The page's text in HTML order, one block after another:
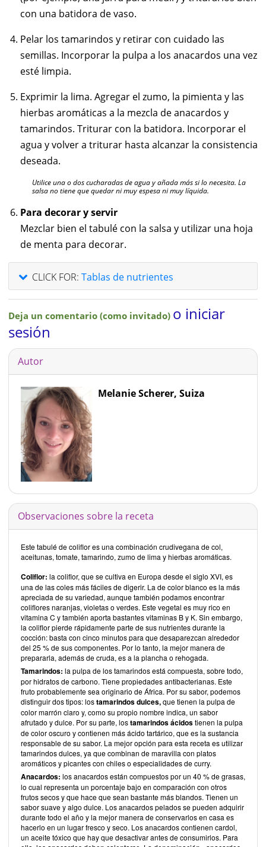
con una batidora de vaso.
Pelar los tamarindos y retirar con cuidado las
semillas. Incorporar la pulpa a los anacardos una vez
esté limpia.
Exprimir la lima. Agregar el zumo, la pimienta y las
hierbas aromáticas a la mezcla de anacardos y
tamarindos. Triturar con la batidora. Incorporar el
agua y volver a triturar hasta alcanzar la consistencia
deseada.
Utilice una o dos cucharadas de agua y añada más si lo necesita. La
salsa no tiene que quedar ni muy espesa ni muy líquida.
Para decorar y servir
Mezclar bien el tabulé con la salsa y utilizar una hoja
de menta para decorar.
CLICK FOR: Tablas de nutrientes
Deja un comentario (como invitado) o iniciar
sesión
Autor
Melanie Scherer, Suiza
Observaciones sobre la receta
Este tabulé de coliflor es una combinación crudivegana de col,
aceitunas, tomate, tamarindo, zumo de lima y hierbas aromáticas.
Coliflor: la coliflor, que se cultiva en Europa desde el siglo XVI, es
una de las coles más fáciles de digerir. La de color blanco es la más
apreciada de su variedad, aunque también podamos encontrar
coliflores naranjas, violetas o verdes. Este vegetal es muy rico en
vitamina C y también aporta bastantes vitaminas B y K. Sin embargo,
la coliflor pierde rápidamente parte de sus nutrientes durante la
cocción: basta con cinco minutos para que desaparezcan alrededor
del 25 % de sus componentes. Por lo tanto, la mejor manera de
prepararla, además de cruda, es a la plancha o rehogada.
Tamarindos: la pulpa de los tamarindos está compuesta, sobre todo,
por hidratos de carbono. Tiene propiedades antibacterianas. Este
fruto probablemente sea originario de África. Por su sabor, podemos
distinguir dos tipos: lostamarindos dulces,que tienen la pulpa de
color marrón claro y, como su propio nombre indica, un sabor
afrutado y dulce. Por su parte, lostamarindos ácidostienen la pulpa
de color oscuro y contienen más ácido tartárico, que es la sustancia
responsable de su sabor. La mejor opción para esta receta es utilizar
tamarindos dulces, ya que combinan de maravilla con platos
aromáticos y picantes con chiles o especialidades de curry.
Anacardos: los anacardos están compuestos por un 40 % de grasas,
lo cual representa un porcentaje bajo en comparación con otros
frutos secos y que hace que sean bastante más blandos. Tienen un
sabor suave y algo dulce. Los anacardos pelados se pueden adquirir
durante todo el año y la mejor manera de conservarlos en casa es
hacerlo en un lugar fresco y seco. Los anacardos contienen cardol,
un aceite tóxico que hay que desactivar antes de consumirlos. Para